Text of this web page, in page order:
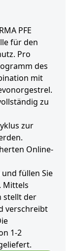
PFE
für den
Pro
des
mit
zu
zur
Online-
füllen Sie
Mittels
stellt der
verschreibt
1-2